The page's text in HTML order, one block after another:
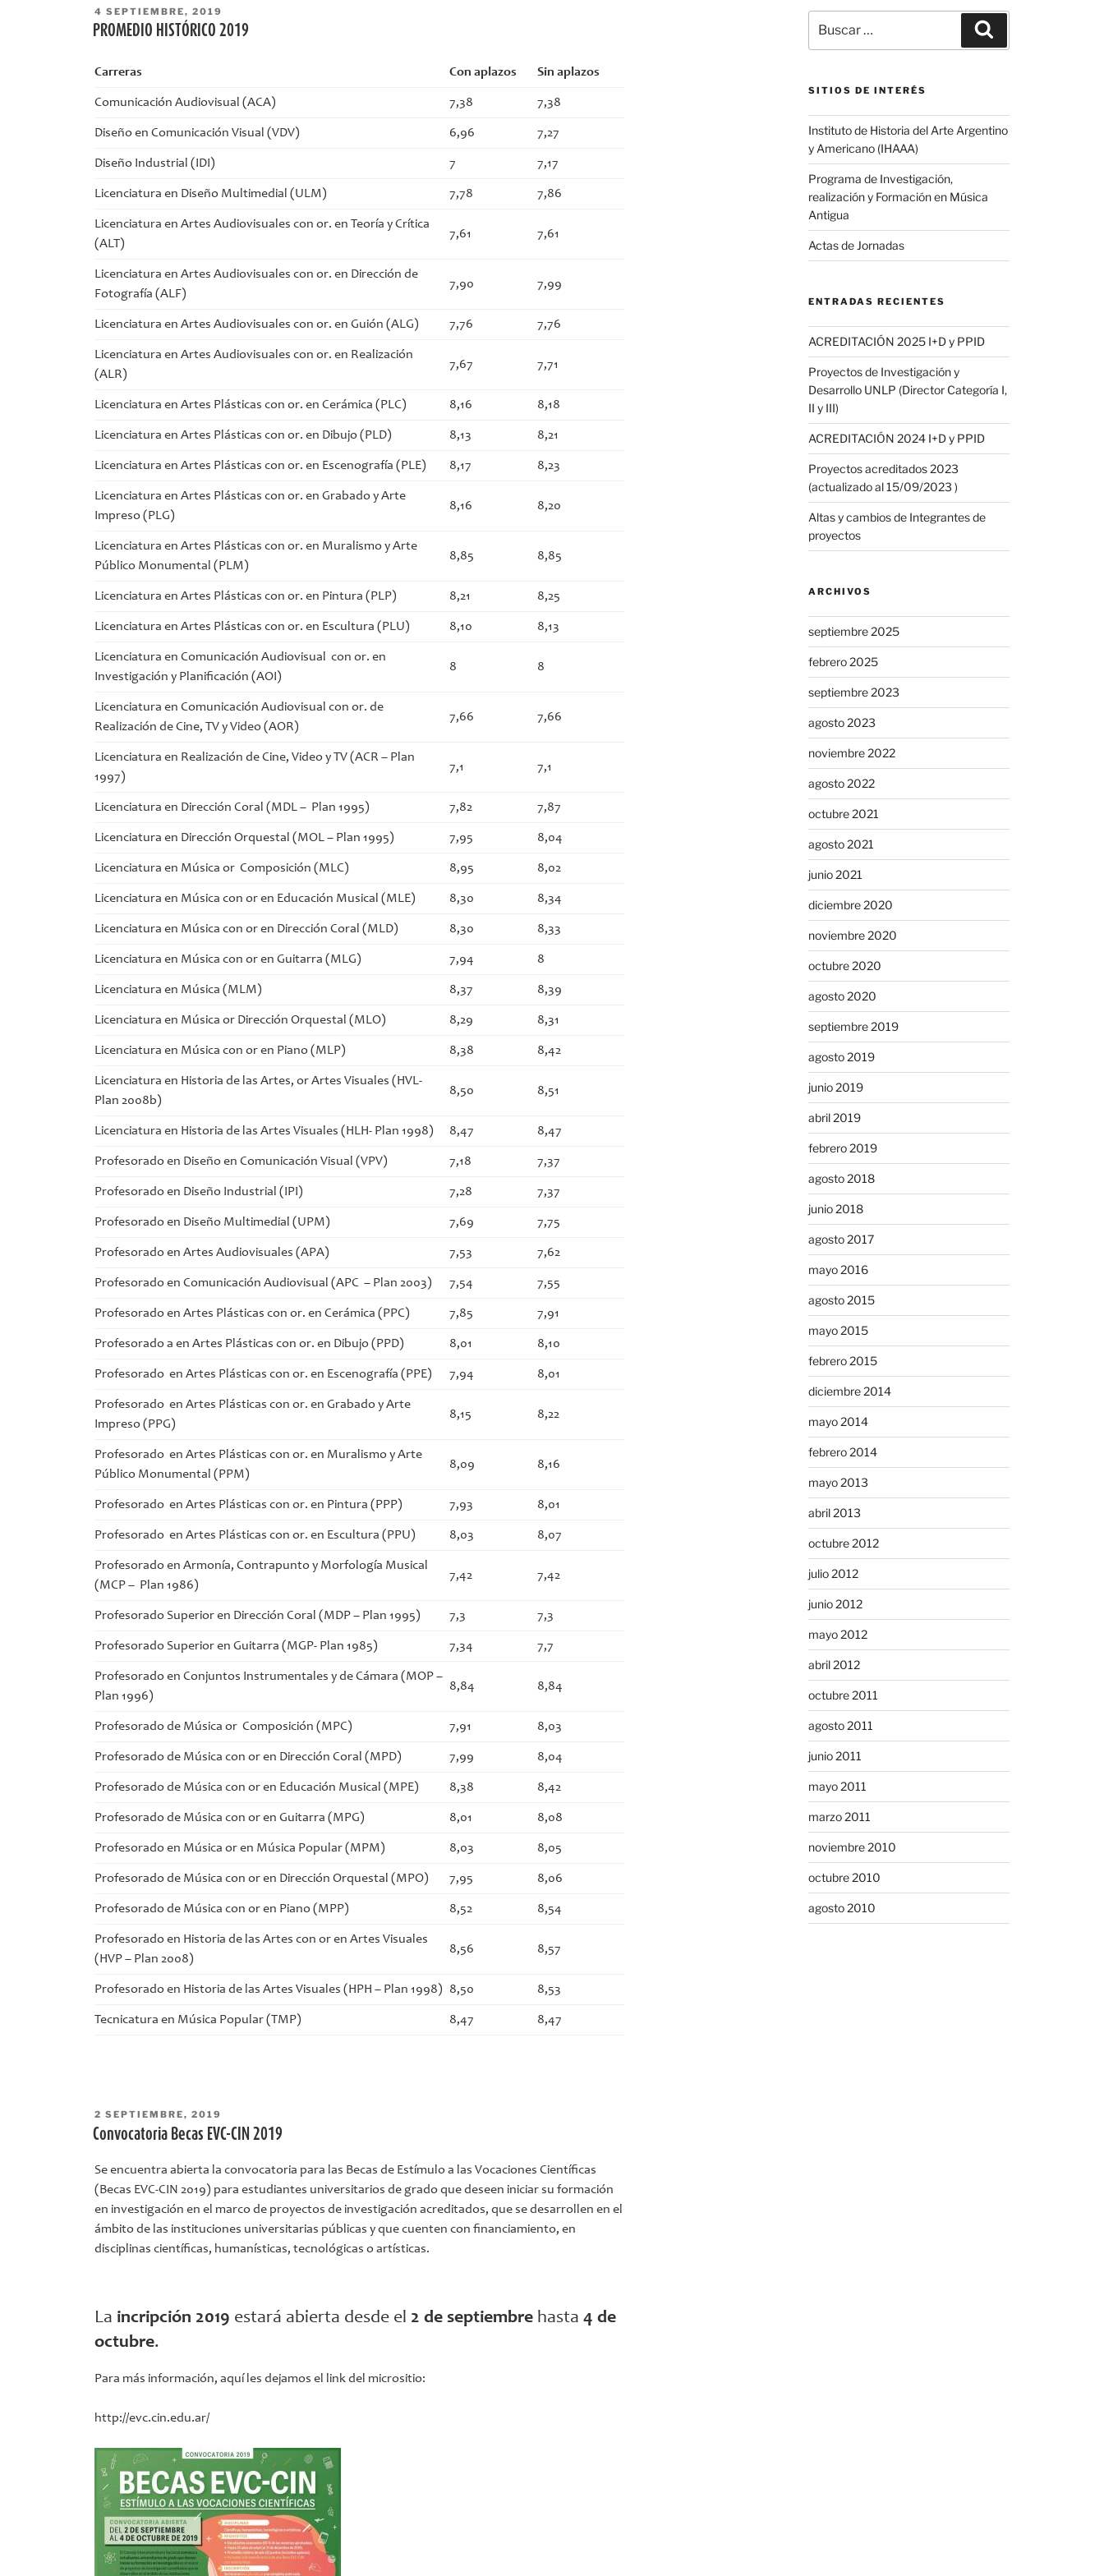
PUBLICADO
EL
4 SEPTIEMBRE, 2019
PROMEDIO HISTÓRICO 2019
Carreras Con aplazos Sin aplazos
Comunicación Audiovisual (ACA) 7,38 7,38
Diseño en Comunicación Visual (VDV) 6,96 7,27
Diseño Industrial (IDI) 7 7,17
Licenciatura en Diseño Multimedial (ULM) 7,78 7,86
Licenciatura en Artes Audiovisuales con or. en Teoría y Crítica
(ALT)
7,61 7,61
Licenciatura en Artes Audiovisuales con or. en Dirección de
Fotografía (ALF)
7,90 7,99
Licenciatura en Artes Audiovisuales con or. en Guión (ALG) 7,76 7,76
Licenciatura en Artes Audiovisuales con or. en Realización
(ALR)
7,67 7,71
Licenciatura en Artes Plásticas con or. en Cerámica (PLC) 8,16 8,18
Licenciatura en Artes Plásticas con or. en Dibujo (PLD) 8,13 8,21
Licenciatura en Artes Plásticas con or. en Escenografía (PLE) 8,17 8,23
Licenciatura en Artes Plásticas con or. en Grabado y Arte
Impreso (PLG)
8,16 8,20
Licenciatura en Artes Plásticas con or. en Muralismo y Arte
Público Monumental (PLM)
8,85 8,85
Licenciatura en Artes Plásticas con or. en Pintura (PLP) 8,21 8,25
Licenciatura en Artes Plásticas con or. en Escultura (PLU) 8,10 8,13
Licenciatura en Comunicación Audiovisual con or. en
Investigación y Planificación (AOI)
8 8
Licenciatura en Comunicación Audiovisual con or. de
Realización de Cine, TV y Video (AOR)
7,66 7,66
Licenciatura en Realización de Cine, Video y TV (ACR – Plan
1997)
7,1 7,1
Licenciatura en Dirección Coral (MDL – Plan 1995) 7,82 7,87
Licenciatura en Dirección Orquestal (MOL – Plan 1995) 7,95 8,04
Licenciatura en Música or Composición (MLC) 8,95 8,02
Licenciatura en Música con or en Educación Musical (MLE) 8,30 8,34
Licenciatura en Música con or en Dirección Coral (MLD) 8,30 8,33
Licenciatura en Música con or en Guitarra (MLG) 7,94 8
Licenciatura en Música (MLM) 8,37 8,39
Licenciatura en Música or Dirección Orquestal (MLO) 8,29 8,31
Licenciatura en Música con or en Piano (MLP) 8,38 8,42
Licenciatura en Historia de las Artes, or Artes Visuales (HVL-
Plan 2008b)
8,50 8,51
Licenciatura en Historia de las Artes Visuales (HLH- Plan 1998) 8,47 8,47
Profesorado en Diseño en Comunicación Visual (VPV) 7,18 7,37
Profesorado en Diseño Industrial (IPI) 7,28 7,37
Profesorado en Diseño Multimedial (UPM) 7,69 7,75
Profesorado en Artes Audiovisuales (APA) 7,53 7,62
Profesorado en Comunicación Audiovisual (APC – Plan 2003) 7,54 7,55
Profesorado en Artes Plásticas con or. en Cerámica (PPC) 7,85 7,91
Profesorado a en Artes Plásticas con or. en Dibujo (PPD) 8,01 8,10
Profesorado en Artes Plásticas con or. en Escenografía (PPE) 7,94 8,01
Profesorado en Artes Plásticas con or. en Grabado y Arte
Impreso (PPG)
8,15 8,22
Profesorado en Artes Plásticas con or. en Muralismo y Arte
Público Monumental (PPM)
8,09 8,16
Profesorado en Artes Plásticas con or. en Pintura (PPP) 7,93 8,01
Profesorado en Artes Plásticas con or. en Escultura (PPU) 8,03 8,07
Profesorado en Armonía, Contrapunto y Morfología Musical
(MCP – Plan 1986)
7,42 7,42
Profesorado Superior en Dirección Coral (MDP – Plan 1995) 7,3 7,3
Profesorado Superior en Guitarra (MGP- Plan 1985) 7,34 7,7
Profesorado en Conjuntos Instrumentales y de Cámara (MOP –
Plan 1996)
8,84 8,84
Profesorado de Música or Composición (MPC) 7,91 8,03
Profesorado de Música con or en Dirección Coral (MPD) 7,99 8,04
Profesorado de Música con or en Educación Musical (MPE) 8,38 8,42
Profesorado de Música con or en Guitarra (MPG) 8,01 8,08
Profesorado en Música or en Música Popular (MPM) 8,03 8,05
Profesorado de Música con or en Dirección Orquestal (MPO) 7,95 8,06
Profesorado de Música con or en Piano (MPP) 8,52 8,54
Profesorado en Historia de las Artes con or en Artes Visuales
(HVP – Plan 2008)
8,56 8,57
Profesorado en Historia de las Artes Visuales (HPH – Plan 1998) 8,50 8,53
Tecnicatura en Música Popular (TMP) 8,47 8,47
PUBLICADO
EL
2 SEPTIEMBRE, 2019
Convocatoria Becas EVC-CIN 2019
Se encuentra abierta la convocatoria para las Becas de Estímulo a las Vocaciones Científicas
(Becas EVC-CIN 2019) para estudiantes universitarios de grado que deseen iniciar su formación
en investigación en el marco de proyectos de investigación acreditados, que se desarrollen en el
ámbito de las instituciones universitarias públicas y que cuenten con financiamiento, en
disciplinas científicas, humanísticas, tecnológicas o artísticas.
La incripción 2019 estará abierta desde el 2 de septiembre hasta 4 de
octubre.
Para más información, aquí les dejamos el link del micrositio:
http://evc.cin.edu.ar/
por:
SITIOS DE INTERÉS
Instituto de Historia del Arte Argentino
y Americano (IHAAA)
Programa de Investigación,
realización y Formación en Música
Antigua
Actas de Jornadas
ENTRADAS RECIENTES
ACREDITACIÓN 2025 I+D y PPID
Proyectos de Investigación y
Desarrollo UNLP (Director Categoría I,
II y III)
ACREDITACIÓN 2024 I+D y PPID
Proyectos acreditados 2023
(actualizado al 15/09/2023 )
Altas y cambios de Integrantes de
proyectos
ARCHIVOS
septiembre 2025
febrero 2025
septiembre 2023
agosto 2023
noviembre 2022
agosto 2022
octubre 2021
agosto 2021
junio 2021
diciembre 2020
noviembre 2020
octubre 2020
agosto 2020
septiembre 2019
agosto 2019
junio 2019
abril 2019
febrero 2019
agosto 2018
junio 2018
agosto 2017
mayo 2016
agosto 2015
mayo 2015
febrero 2015
diciembre 2014
mayo 2014
febrero 2014
mayo 2013
abril 2013
octubre 2012
julio 2012
junio 2012
mayo 2012
abril 2012
octubre 2011
agosto 2011
junio 2011
mayo 2011
marzo 2011
noviembre 2010
octubre 2010
agosto 2010